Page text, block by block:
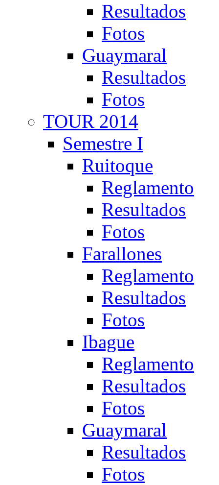
Resultados
Fotos
Guaymaral
Resultados
Fotos
TOUR 2014
Semestre I
Ruitoque
Reglamento
Resultados
Fotos
Farallones
Reglamento
Resultados
Fotos
Ibague
Reglamento
Resultados
Fotos
Guaymaral
Resultados
Fotos